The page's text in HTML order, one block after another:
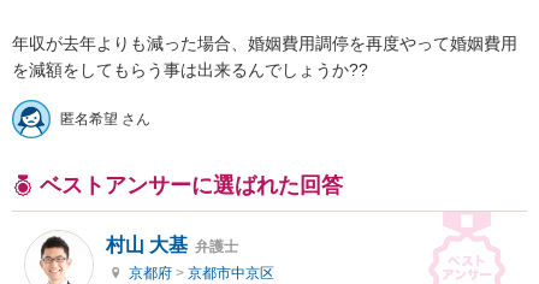
年収が去年よりも減った場合、婚姻費用調停を再度やって婚姻費用
を減額をしてもらう事は出来るんでしょうか??
匿名希望 さん
ベストアンサーに選ばれた回答
村山 大基 弁護士
京都府 > 京都市中京区